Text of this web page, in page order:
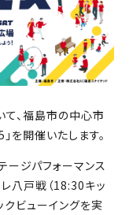
、福島市の中心市
を開催いたします。
ージパフォーマンス
八戸戦（18:30キッ
クビューイングを実